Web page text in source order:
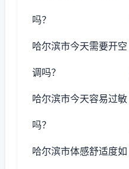
吗？
哈尔滨市今天需要开空
调吗？
哈尔滨市今天容易过敏
吗？
哈尔滨市体感舒适度如